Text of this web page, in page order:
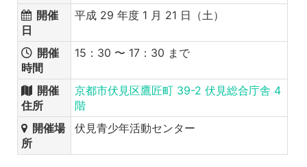
開催
日
平成 29 年度 1 月 21 日（土）
開催
時間
15：30 〜 17：30 まで
開催
住所
京都市伏見区鷹匠町 39-2 伏見総合庁舎 4
階
開催場
所
伏見青少年活動センター